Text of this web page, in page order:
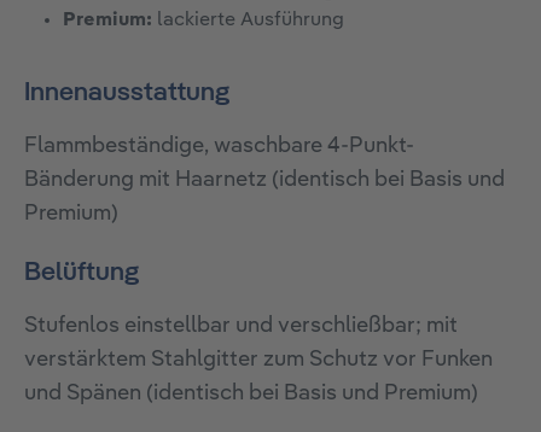
Premium: lackierte Ausführung
Innenausstattung
Flammbeständige, waschbare 4-Punkt-
Bänderung mit Haarnetz (identisch bei Basis und
Premium)
Belüftung
Stufenlos einstellbar und verschließbar; mit
verstärktem Stahlgitter zum Schutz vor Funken
und Spänen (identisch bei Basis und Premium)